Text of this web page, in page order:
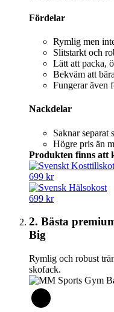
Fördelar
Rymlig men
Slitstarkt och
Lätt att packa,
Bekväm att
Fungerar även
Nackdelar
Saknar separat
Högre pris än
Produkten finns att
699 kr
699 kr
2. Bästa
Big
Rymlig och robust
skofack.